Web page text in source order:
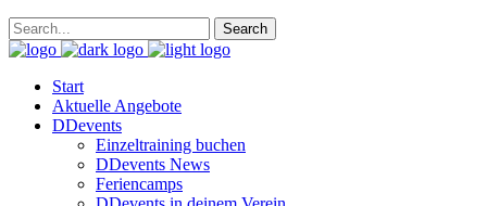
Start
Aktuelle Angebote
DDevents
Einzeltraining buchen
DDevents News
Feriencamps